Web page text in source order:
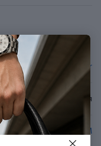
ви зможете
Parker
Франція
IM